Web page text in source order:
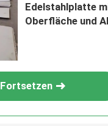
Edelstahlplatte
Oberfläche und
Fortsetzen